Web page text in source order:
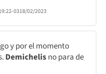
-0318/02/2023
y por el momento
Demichelis no para de